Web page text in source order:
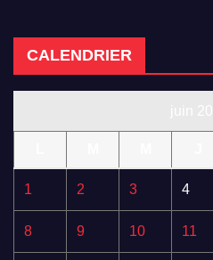
CALENDRIER
1 2 3 4
8 9 10 11